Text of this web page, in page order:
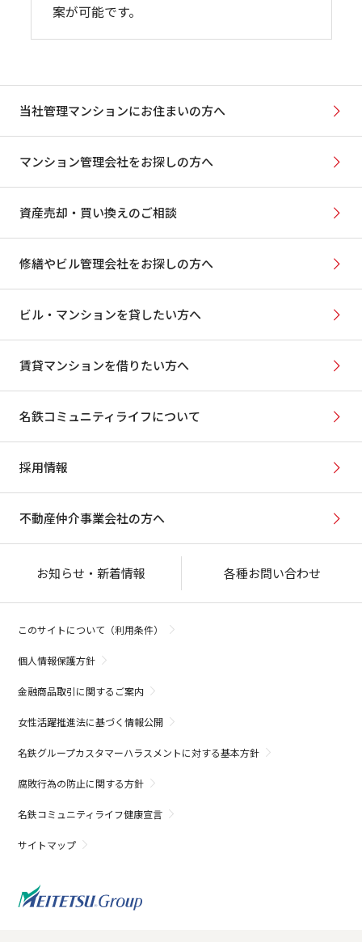
案が可能です。
当社管理マンションにお住まいの方へ
マンション管理会社をお探しの方へ
資産売却・買い換えのご相談
修繕やビル管理会社をお探しの方へ
ビル・マンションを貸したい方へ
賃貸マンションを借りたい方へ
名鉄コミュニティライフについて
採用情報
不動産仲介事業会社の方へ
お知らせ・新着情報 各種お問い合わせ
このサイトについて（利用条件）
個人情報保護方針
金融商品取引に関するご案内
女性活躍推進法に基づく情報公開
名鉄グループカスタマーハラスメントに対する基本方針
腐敗行為の防止に関する方針
名鉄コミュニティライフ健康宣言
サイトマップ